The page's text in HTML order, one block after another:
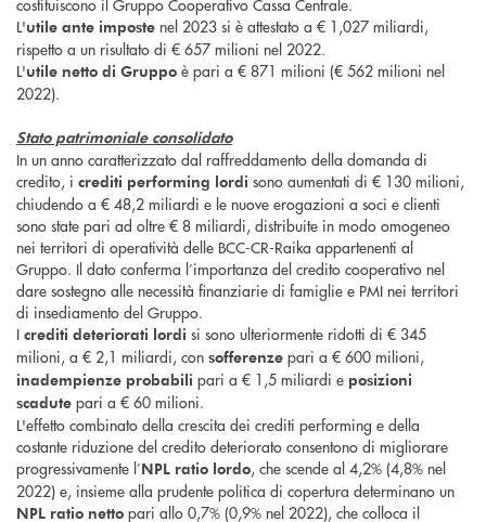
costituiscono il Gruppo Cooperativo Cassa Centrale.
L'utile ante imposte nel 2023 si è attestato a € 1,027 miliardi,
rispetto a un risultato di € 657 milioni nel 2022.
L'utile netto di Gruppo è pari a € 871 milioni (€ 562 milioni nel
2022).
Stato patrimoniale consolidato
In un anno caratterizzato dal raffreddamento della domanda di
credito, i crediti performing lordi sono aumentati di € 130 milioni,
chiudendo a € 48,2 miliardi e le nuove erogazioni a soci e clienti
sono state pari ad oltre € 8 miliardi, distribuite in modo omogeneo
nei territori di operatività delle BCC-CR-Raika appartenenti al
Gruppo. Il dato conferma l’importanza del credito cooperativo nel
dare sostegno alle necessità finanziarie di famiglie e PMI nei territori
di insediamento del Gruppo.
I crediti deteriorati lordi si sono ulteriormente ridotti di € 345
milioni, a € 2,1 miliardi, con sofferenze pari a € 600 milioni,
inadempienze probabili pari a € 1,5 miliardi e posizioni
scadute pari a € 60 milioni.
L'effetto combinato della crescita dei crediti performing e della
costante riduzione del credito deteriorato consentono di migliorare
progressivamente l’NPL ratio lordo, che scende al 4,2% (4,8% nel
2022) e, insieme alla prudente politica di copertura determinano un
NPL ratio netto pari allo 0,7% (0,9% nel 2022), che colloca il